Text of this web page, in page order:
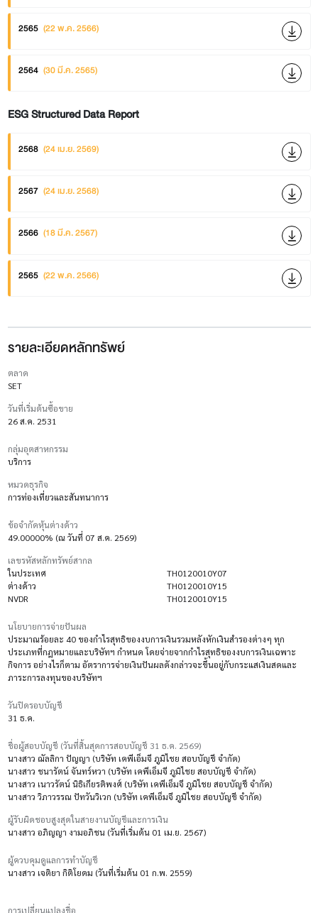
2565 (22 พ.ค. 2566)
2564 (30 มี.ค. 2565)
ESG Structured Data Report
2568 (24 เม.ย. 2569)
2567 (24 เม.ย. 2568)
2566 (18 มี.ค. 2567)
2565 (22 พ.ค. 2566)
รายละเอียดหลักทรัพย์
ตลาด
SET
วันที่เริ่มต้นซื้อขาย
26 ส.ค. 2531
กลุ่มอุตสาหกรรม
บริการ
หมวดธุรกิจ
การท่องเที่ยวและสันทนาการ
ข้อจำกัดหุ้นต่างด้าว
49.00000% (ณ วันที่ 07 ส.ค. 2569)
เลขรหัสหลักทรัพย์สากล
ในประเทศ
TH0120010Y07
ต่างด้าว
TH0120010Y15
NVDR
TH0120010Y15
นโยบายการจ่ายปันผล
ประมาณร้อยละ 40 ของกำไรสุทธิของงบการเงินรวมหลังหักเงินสำรองต่างๆ ทุก
ประเภทที่กฎหมายและบริษัทฯ กำหนด โดยจ่ายจากกำไรสุทธิของงบการเงินเฉพาะ
กิจการ อย่างไรก็ตาม อัตราการจ่ายเงินปันผลดังกล่าวจะขึ้นอยู่กับกระแสเงินสดและ
ภาระการลงทุนของบริษัทฯ
วันปิดรอบบัญชี
31 ธ.ค.
ชื่อผู้สอบบัญชี (วันที่สิ้นสุดการสอบบัญชี 31 ธ.ค. 2569)
นางสาว ฌัลลิกา ปัญญา (บริษัท เคพีเอ็มจี ภูมิไชย สอบบัญชี จำกัด)
นางสาว ชนารัตน์ จันทร์หวา (บริษัท เคพีเอ็มจี ภูมิไชย สอบบัญชี จำกัด)
นางสาว เนาวรัตน์ นิธิเกียรติพงศ์ (บริษัท เคพีเอ็มจี ภูมิไชย สอบบัญชี จำกัด)
นางสาว วิภาวรรณ ปัทวันวิเวก (บริษัท เคพีเอ็มจี ภูมิไชย สอบบัญชี จำกัด)
ผู้รับผิดชอบสูงสุดในสายงานบัญชีและการเงิน
นางสาว อภิญญา งามอภิชน (วันที่เริ่มต้น 01 เม.ย. 2567)
ผู้ควบคุมดูแลการทำบัญชี
นางสาว เจติยา กิติโยดม (วันที่เริ่มต้น 01 ก.พ. 2559)
การเปลี่ยนแปลงชื่อ